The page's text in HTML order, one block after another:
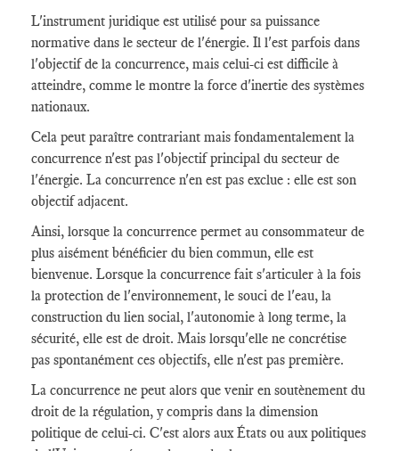
L'instrument juridique est utilisé pour sa puissance
normative dans le secteur de l'énergie. Il l'est parfois dans
l'objectif de la concurrence, mais celui-ci est difficile à
atteindre, comme le montre la force d'inertie des systèmes
nationaux.
Cela peut paraître contrariant mais fondamentalement la
concurrence n'est pas l'objectif principal du secteur de
l'énergie. La concurrence n'en est pas exclue : elle est son
objectif adjacent.
Ainsi, lorsque la concurrence permet au consommateur de
plus aisément bénéficier du bien commun, elle est
bienvenue. Lorsque la concurrence fait s'articuler à la fois
la protection de l'environnement, le souci de l'eau, la
construction du lien social, l'autonomie à long terme, la
sécurité, elle est de droit. Mais lorsqu'elle ne concrétise
pas spontanément ces objectifs, elle n'est pas première.
La concurrence ne peut alors que venir en soutènement du
droit de la régulation, y compris dans la dimension
politique de celui-ci. C'est alors aux États ou aux politiques